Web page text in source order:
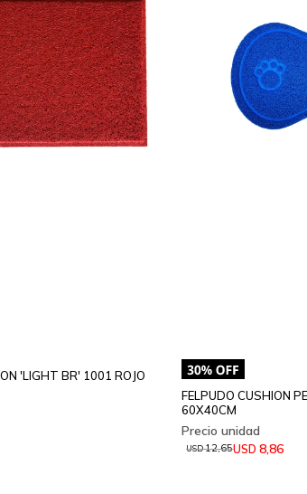
'LIGHT BR' 1001 ROJO
FELPUDO CUSHION
60X40CM
USD 8,86
USD12,65